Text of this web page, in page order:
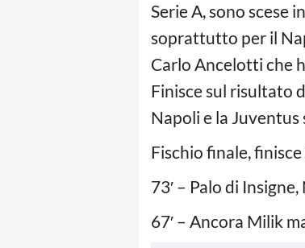
Serie A, sono scese
soprattutto per il
Carlo Ancelotti che
Finisce sul risultato
Napoli e la
Fischio finale, finisce
73′ – Palo di
67′ – Ancora Milik